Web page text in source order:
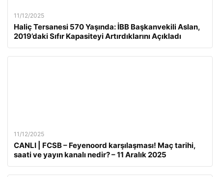
11/12/2025
Haliç Tersanesi 570 Yaşında: İBB Başkanvekili Aslan,
2019’daki Sıfır Kapasiteyi Artırdıklarını Açıkladı
11/12/2025
CANLI | FCSB – Feyenoord karşılaşması! Maç tarihi,
saati ve yayın kanalı nedir? – 11 Aralık 2025